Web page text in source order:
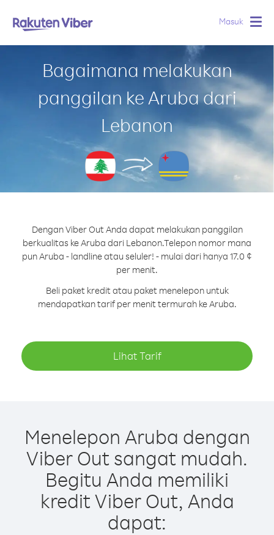
Masuk
Bagaimana melakukan
panggilan ke Aruba dari
Lebanon
Dengan Viber Out Anda dapat melakukan panggilan
berkualitas ke Aruba dari Lebanon.Telepon nomor mana
pun Aruba - landline atau seluler! - mulai dari hanya 17.0 ¢
per menit.
Beli paket kredit atau paket menelepon untuk
mendapatkan tarif per menit termurah ke Aruba.
Lihat Tarif
Menelepon Aruba dengan
Viber Out sangat mudah.
Begitu Anda memiliki
kredit Viber Out, Anda
dapat: